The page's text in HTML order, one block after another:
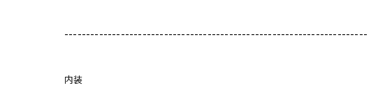
----------------------------------------------------------------------
内装